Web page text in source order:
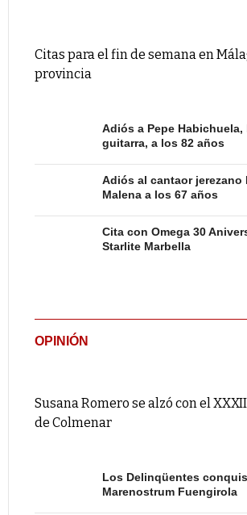
Citas para el fin de semana en
provincia
Adiós a Pepe Habichuela,
guitarra, a los 82 años
Adiós al cantaor jerezano
Malena a los 67 años
Cita con Omega 30
Starlite Marbella
OPINIÓN
Susana Romero se alzó con el
de Colmenar
Los Delinqüentes
Marenostrum Fuengirola